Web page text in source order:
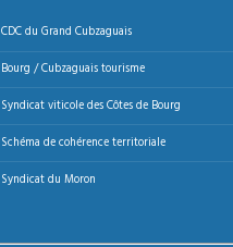
CDC du Grand Cubzaguais
Bourg / Cubzaguais tourisme
Syndicat viticole des Côtes de Bourg
Schéma de cohérence territoriale
Syndicat du Moron